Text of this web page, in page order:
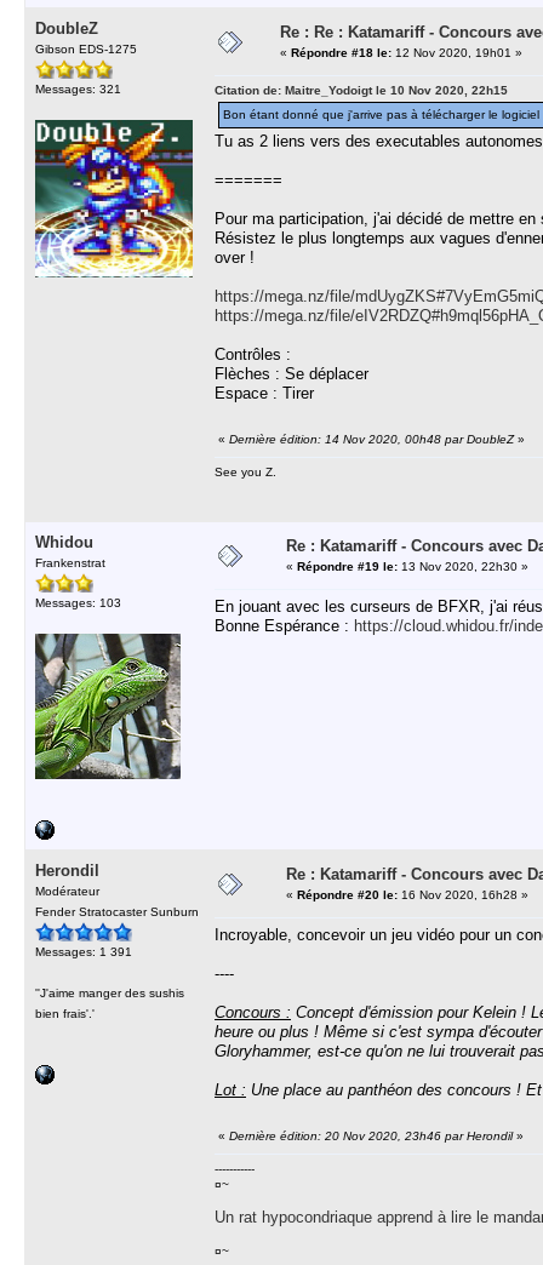
DoubleZ
Gibson EDS-1275
Messages: 321
Re : Re : Katamariff - Concours
« Répondre #18 le: 12 Nov 2020, 19h01 »
Citation de: Maitre_Yodoigt le 10 Nov 2020, 22h15
Bon étant donné que j'arrive pas à télécharger le
Tu as 2 liens vers des executables
=======
Pour ma participation, j'ai décidé de mettre
Résistez le plus longtemps aux vagues
over !
https://mega.nz/file/
https://mega.nz/file/
Contrôles :
Flèches : Se déplacer
Espace : Tirer
« Dernière édition: 14 Nov 2020, 00h48 par DoubleZ»
See you Z.
Whidou
Frankenstrat
Messages: 103
Re : Katamariff - Concours avec
« Répondre #19 le: 13 Nov 2020, 22h30 »
En jouant avec les curseurs de BFXR, j'ai
Bonne Espérance : https://cloud.whidou.fr/
Herondil
Modérateur
Fender Stratocaster Sunburn
Messages: 1 391
''J'aime manger des sushis
bien frais'.'
Re : Katamariff - Concours avec
« Répondre #20 le: 16 Nov 2020, 16h28 »
Incroyable, concevoir un jeu vidéo pour un
----
Concours : Concept d'émission pour Kelein !
heure ou plus ! Même si c'est sympa
Gloryhammer, est-ce qu'on ne lui trouverait
Lot : Une place au panthéon des concours !
« Dernière édition: 20 Nov 2020, 23h46 par Herondil»
-----------
¤~
Un rat hypocondriaque apprend à lire le
¤~